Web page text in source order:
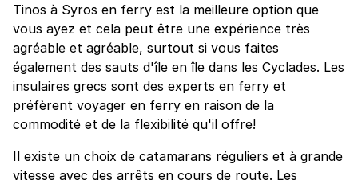
Tinos à Syros en ferry est la meilleure option que
vous ayez et cela peut être une expérience très
agréable et agréable, surtout si vous faites
également des sauts d'île en île dans les Cyclades. Les
insulaires grecs sont des experts en ferry et
préfèrent voyager en ferry en raison de la
commodité et de la flexibilité qu'il offre!
Il existe un choix de catamarans réguliers et à grande
vitesse avec des arrêts en cours de route. Les